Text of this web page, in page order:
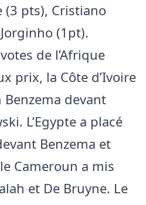
(3 pts), Cristiano
(1pt).
de l’Afrique
prix, la Côte d’Ivoire
devant
L’Egypte a placé
Benzema et
Cameroun a mis
et De Bruyne. Le